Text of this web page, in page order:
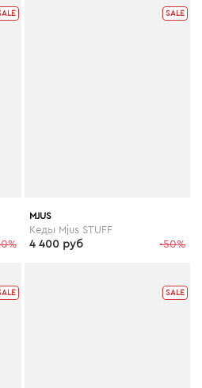
SALE
MJUS
Кеды Mjus STUFF
-50%
4 400 руб
SALE